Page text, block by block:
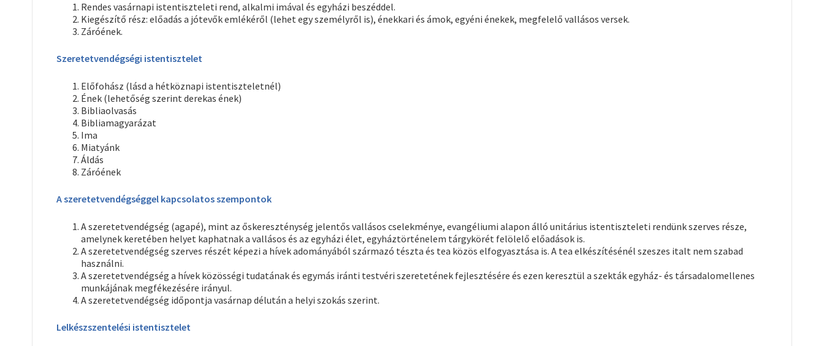
Rendes vasárnapi istentiszteleti rend, alkalmi imával és egyházi beszéddel.
Kiegészítő rész: előadás a jótevők emlékéről (lehet egy személyről is), énekkari és ámok, egyéni énekek, megfelelő vallásos versek.
Záróének.
Szeretetvendégségi istentisztelet
Előfohász (lásd a hétköznapi istentiszteletnél)
Ének (lehetőség szerint derekas ének)
Bibliaolvasás
Bibliamagyarázat
Ima
Miatyánk
Áldás
Záróének
A szeretetvendégséggel kapcsolatos szempontok
A szeretetvendégség (agapé), mint az őskereszténység jelentős vallásos cselekménye, evangéliumi alapon álló unitárius istentiszteleti rendünk szerves része,
amelynek keretében helyet kaphatnak a vallásos és az egyházi élet, egyháztörténelem tárgykörét felölelő előadások is.
A szeretetvendégség szerves részét képezi a hívek adományából származó tészta és tea közös elfogyasztása is. A tea elkészítésénél szeszes italt nem szabad
használni.
A szeretetvendégség a hívek közösségi tudatának és egymás iránti testvéri szeretetének fejlesztésére és ezen keresztül a szekták egyház- és társadalomellenes
munkájának megfékezésére irányul.
A szeretetvendégség időpontja vasárnap délután a helyi szokás szerint.
Lelkészszentelési istentisztelet